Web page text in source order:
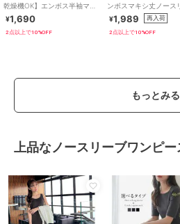
乾燥機OK】エンボス半袖マキ
シワンピース 全4色
¥1,690
2点以上で10%OFF
ンボスマキシ丈ノース
ワンピース 全4色 / シ
にくい・速乾
¥1,989 再入荷
2点以上で10%OFF
もっとみる
上品なノースリーブワンピ